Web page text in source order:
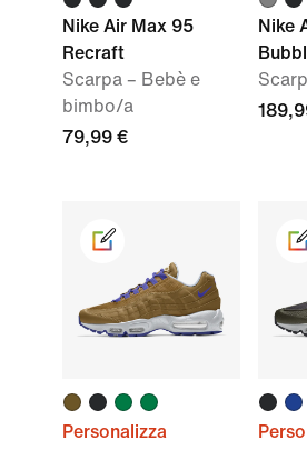
Nike Air Max 95
Recraft
Scarpa – Bebè e
bimbo/a
79,99 €
Nike
Personalizza